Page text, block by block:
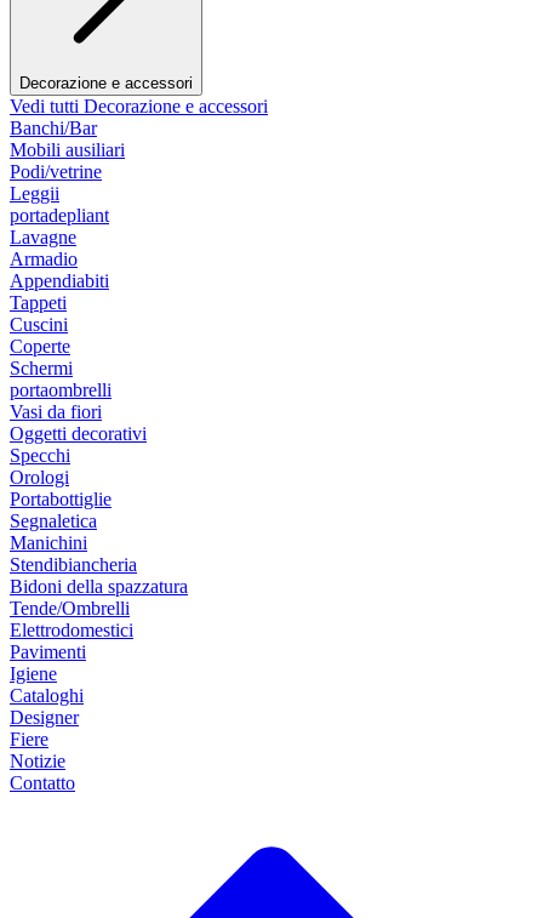
Decorazione e accessori
Vedi tutti Decorazione e accessori
Banchi/Bar
Mobili ausiliari
Podi/vetrine
Leggii
portadepliant
Lavagne
Armadio
Appendiabiti
Tappeti
Cuscini
Coperte
Schermi
portaombrelli
Vasi da fiori
Oggetti decorativi
Specchi
Orologi
Portabottiglie
Segnaletica
Manichini
Stendibiancheria
Bidoni della spazzatura
Tende/Ombrelli
Elettrodomestici
Pavimenti
Igiene
Cataloghi
Designer
Fiere
Notizie
Contatto